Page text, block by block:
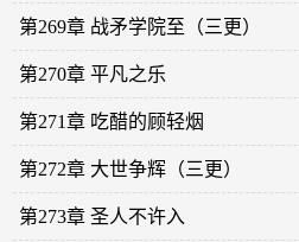
第269章 战矛学院至（三更）
第270章 平凡之乐
第271章 吃醋的顾轻烟
第272章 大世争辉（三更）
第273章 圣人不许入